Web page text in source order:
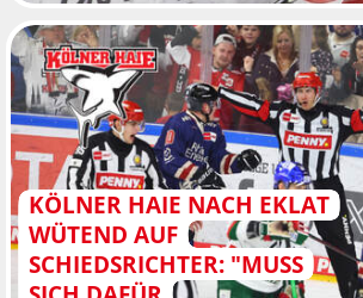
KÖLNER HAIE NACH EKLAT
WÜTEND AUF
SCHIEDSRICHTER: "MUSS